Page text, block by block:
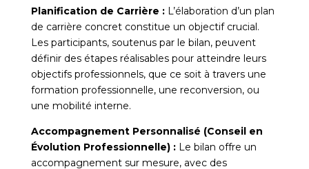
Planification de Carrière :L’élaboration d’un plan
de carrière concret constitue un objectif crucial.
Les participants, soutenus par le bilan, peuvent
définir des étapes réalisables pour atteindre leurs
objectifs professionnels, que ce soit à travers une
formation professionnelle, une reconversion, ou
une mobilité interne.
Accompagnement Personnalisé (Conseil en
Évolution Professionnelle) :Le bilan offre un
accompagnement sur mesure, avec des